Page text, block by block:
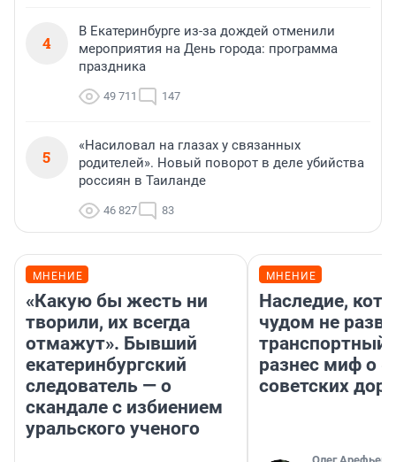
4
В Екатеринбурге из-за дождей отменили
мероприятия на День города: программа
праздника
49 711 147
5
«Насиловал на глазах у связанных
родителей». Новый поворот в деле убийства
россиян в Таиланде
46 827 83
МНЕНИЕ
«Какую бы жесть ни
творили, их всегда
отмажут». Бывший
екатеринбургский
следователь — о
скандале с избиением
уральского ученого
МНЕНИЕ
Наследие,
чудом не
транспортный
разнес миф о
советских